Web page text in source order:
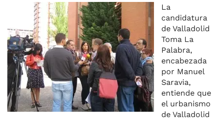
b
o
o
k
s
k
y
a
d
s
s
A
p
p
a
m
p
ar
ti
r
La
candidatura
de Valladolid
Toma La
Palabra,
encabezada
por Manuel
Saravia,
entiende que
el urbanismo
de Valladolid